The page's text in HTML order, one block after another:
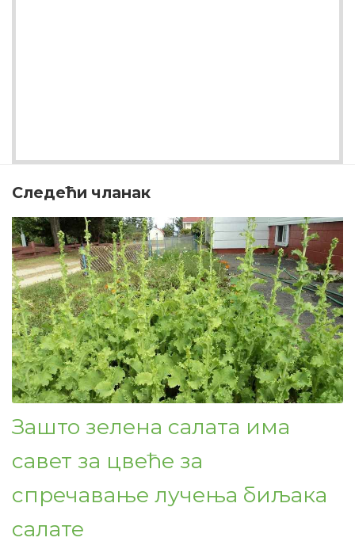
Следећи чланак
Зашто зелена салата има
савет за цвеће за
спречавање лучења биљака
салате